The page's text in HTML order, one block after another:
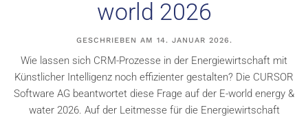
world 2026
GESCHRIEBEN AM 14. JANUAR 2026.
Wie lassen sich CRM-Prozesse in der Energiewirtschaft mit
Künstlicher Intelligenz noch effizienter gestalten? Die CURSOR
Software AG beantwortet diese Frage auf der E-world energy &
water 2026. Auf der Leitmesse für die Energiewirtschaft